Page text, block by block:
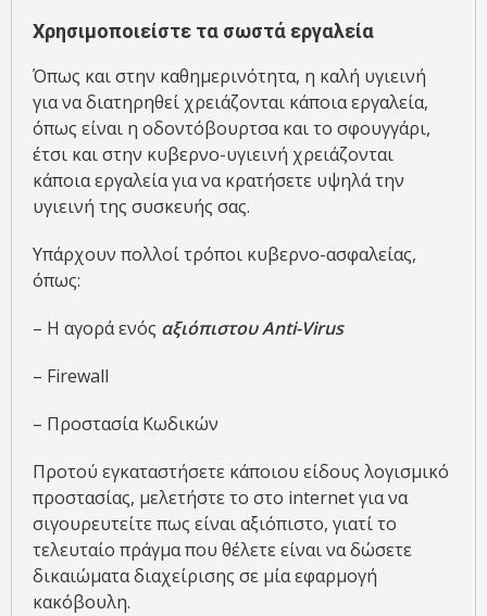
Χρησιμοποιείστε τα σωστά εργαλεία
Όπως και στην καθημερινότητα, η καλή υγιεινή
για να διατηρηθεί χρειάζονται κάποια εργαλεία,
όπως είναι η οδοντόβουρτσα και το σφουγγάρι,
έτσι και στην κυβερνο-υγιεινή χρειάζονται
κάποια εργαλεία για να κρατήσετε υψηλά την
υγιεινή της συσκευής σας.
Υπάρχουν πολλοί τρόποι κυβερνο-ασφαλείας,
όπως:
– Η αγορά ενός αξιόπιστου Anti-Virus
– Firewall
– Προστασία Κωδικών
Προτού εγκαταστήσετε κάποιου είδους λογισμικό
προστασίας, μελετήστε το στο internet για να
σιγουρευτείτε πως είναι αξιόπιστο, γιατί το
τελευταίο πράγμα που θέλετε είναι να δώσετε
δικαιώματα διαχείρισης σε μία εφαρμογή
κακόβουλη.